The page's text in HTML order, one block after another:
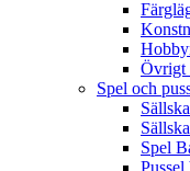
Övrigt
Spel och
Spel